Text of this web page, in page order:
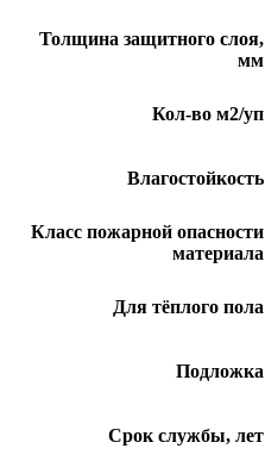
Толщина защитного слоя,
мм
Кол-во м2/уп
Влагостойкость
Класс пожарной опасности
материала
Для тёплого пола
Подложка
Срок службы, лет